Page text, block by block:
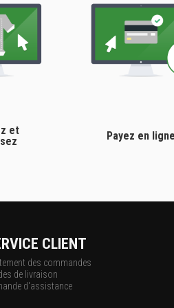
et
Payez en
CLIENT
des commandes
de livraison
d'assistance